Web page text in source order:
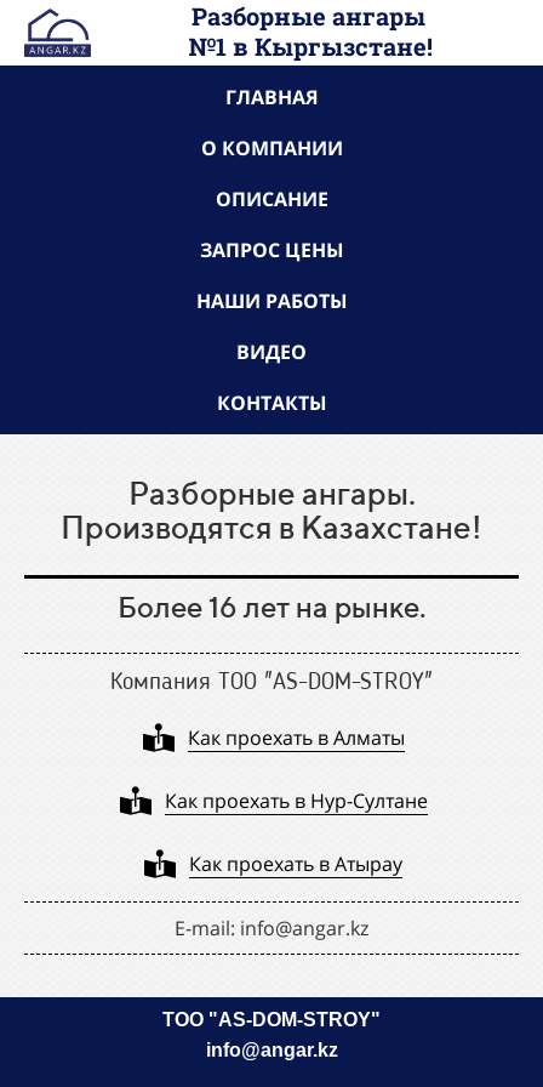
Разборные ангары
№1 в Кыргызстане!
ГЛАВНАЯ
О КОМПАНИИ
ОПИСАНИЕ
ЗАПРОС ЦЕНЫ
НАШИ РАБОТЫ
ВИДЕО
КОНТАКТЫ
Разборные ангары.
Производятся в Казахстане!
Более 16 лет на рынке.
Компания ТОО "AS-DOM-STROY"
Как проехать в Алматы
Как проехать в Нур-Султане
Как проехать в Атырау
Е-mail: info@angar.kz
ТОО "AS-DOM-STROY"
info@angar.kz